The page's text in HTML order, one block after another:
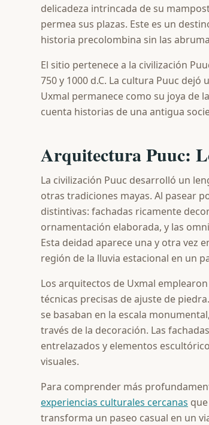
delicadeza intrincada de su
permea sus plazas. Este es un
historia precolombina sin las
El sitio pertenece a la civilización
750 y 1000 d.C. La cultura Puuc
Uxmal permanece como su joya de
cuenta historias de una antigua
Arquitectura Puuc:
La civilización Puuc desarrolló un
otras tradiciones mayas. Al pasear
distintivas: fachadas ricamente
ornamentación elaborada, y las
Esta deidad aparece una y otra vez
región de la lluvia estacional en un
Los arquitectos de Uxmal
técnicas precisas de ajuste de
se basaban en la escala
través de la decoración. Las
entrelazados y elementos
visuales.
Para comprender más
experiencias culturales cercanas
transforma un paseo casual en un